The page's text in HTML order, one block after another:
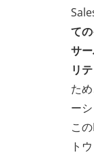
て
サ
リ
た
ー
こ
ト